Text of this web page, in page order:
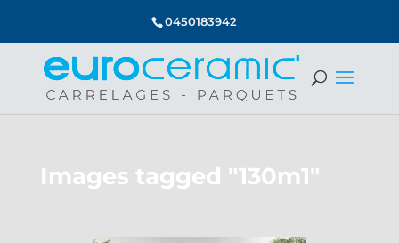
0450183942
Images tagged "130m1"